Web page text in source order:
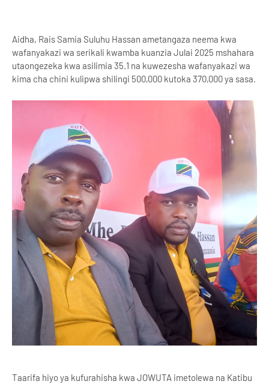
Aidha, Rais Samia Suluhu Hassan ametangaza neema kwa
wafanyakazi wa serikali kwamba kuanzia Julai 2025 mshahara
utaongezeka kwa asilimia 35.1 na kuwezesha wafanyakazi wa
kima cha chini kulipwa shilingi 500,000 kutoka 370,000 ya sasa.
Taarifa hiyo ya kufurahisha kwa JOWUTA imetolewa na Katibu